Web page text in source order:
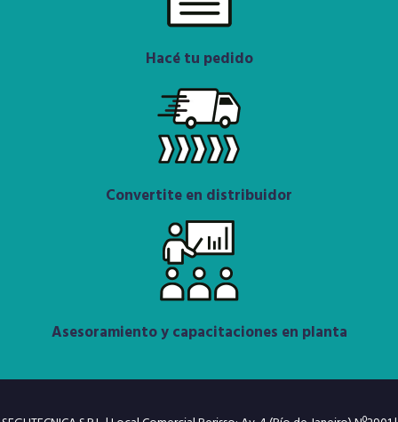
Hacé tu pedido
Convertite en distribuidor
Asesoramiento y capacitaciones en planta